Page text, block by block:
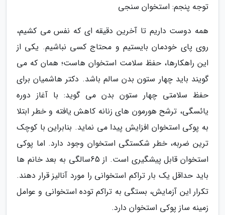
توجه پنجم: استخوان سنجی
همه دوست داریم تا آخرین دقیقه ای که نفس می کشیم،
روی پای خودمان بایستیم و محتاج کسی نباشیم. یکی از
این راهکارها، حفظ سلامت استخوان هاست؛ همان که می
گویند باید چهار ستون بدن سالم باشد. دکتر هاشمیان برای
حفظ سلامتی چهار ستون بدن می گوید: با آغاز دوره
یائسگی، ترشح هورمون های زنانه کاهش یافته و خطر ابتلا
به پوکی استخوان افزایش پیدا می نماید. بنابراین با کوچک
ترین ضربه، خطر شکستگی استخوان وجود دارد. اما پوکی
استخوان قابل پیشگیری است. از 65سالگی به بعد خانم ها
باید حداقل یک بار تراکم استخوانی را مورد آنالیز قرار دهند.
تکرار این آزمایش، بستگی به تراکم توده استخوانی و عوامل
زمینه ساز پوکی استخوان دارد.